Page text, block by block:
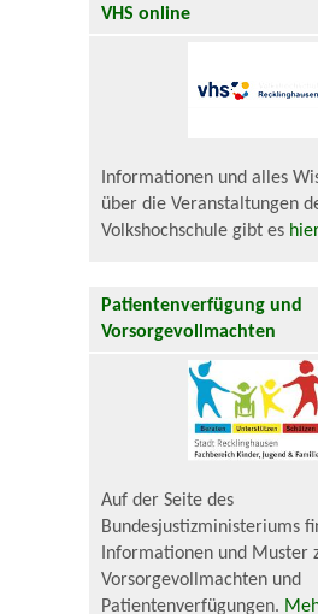
VHS online
Informationen und alles
über die Veranstaltungen
Volkshochschule gibt es hier
Patientenverfügung und
Vorsorgevollmachten
Auf der Seite des
Bundesjustizministeriums
Informationen und Muster
Vorsorgevollmachten und
Patientenverfügungen.